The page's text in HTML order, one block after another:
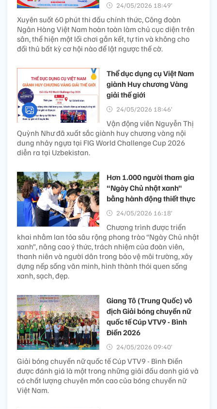
24/05/2026 18:49’
Xuyên suốt 60 phút thi đấu chính thức, Công đoàn
Ngân Hàng Việt Nam hoàn toàn làm chủ cục diện trên
sân, thể hiện một lối chơi gắn kết, tự tin và không cho
đối thủ bất kỳ cơ hội nào để lật ngược thế cờ.
Thể dục dụng cụ Việt Nam
giành Huy chương Vàng
giải thế giới
24/05/2026 18:46’
Vận động viên Nguyễn Thị
Quỳnh Như đã xuất sắc giành huy chương vàng nội
dung nhảy ngựa tại FIG World Challenge Cup 2026
diễn ra tại Uzbekistan.
Hơn 1.000 người tham gia
“Ngày Chủ nhật xanh"
bằng hành động thiết thực
24/05/2026 16:18’
Chương trình được triển
khai nhằm lan tỏa sâu rộng phong trào “Ngày Chủ nhật
xanh”, nâng cao ý thức, trách nhiệm của đoàn viên,
thanh niên và người dân trong bảo vệ môi trường, xây
dựng nếp sống văn minh, hình thành thói quen sống
xanh, sạch, đẹp.
Giang Tô (Trung Quốc) vô
địch Giải bóng chuyền nữ
quốc tế Cúp VTV9 - Bình
Điền 2026
24/05/2026 09:40’
Giải bóng chuyền nữ quốc tế Cúp VTV9 - Bình Điền
được đánh giá là một trong những giải đấu danh giá và
có chất lượng chuyên môn cao của bóng chuyền nữ
Việt Nam.